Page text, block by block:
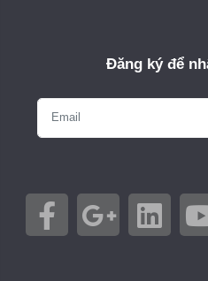
Đăng ký để